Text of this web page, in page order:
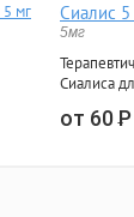
Сиалис
5мг
Сиалиса
от 60Р